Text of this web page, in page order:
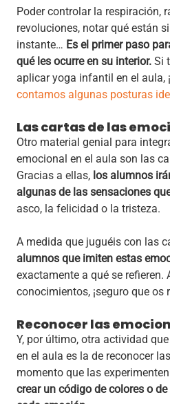
Poder controlar la respiración,
revoluciones, notar qué están
instante… Es el primer paso
qué les ocurre en su interior. Si
aplicar yoga infantil en el aula,
contamos algunas posturas
Las cartas de las
Otro material genial para
emocional en el aula son las
Gracias a ellas, los alumnos
algunas de las sensaciones
asco, la felicidad o la tristeza.
A medida que juguéis con las
alumnos que imiten estas
exactamente a qué se refieren.
conocimientos, ¡seguro que os
Reconocer las
Y, por último, otra actividad
en el aula es la de reconocer
momento que las
crear un código de colores o